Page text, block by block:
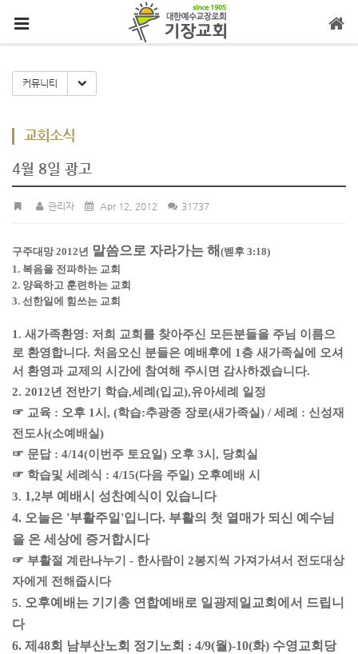
커뮤니티 Toggle Dropdown
교회소식
4월 8일 광고
관리자 Apr 12, 2012 31737
구주대망 2012년 말씀으로 자라가는 해 (벧후 3:18)
1. 복음을 전파하는 교회
2. 양육하고 훈련하는 교회
3. 선한일에 힘쓰는 교회
1. 새가족환영: 저희 교회를 찾아주신 모든분들을 주님 이름으
로 환영합니다. 처음오신 분들은 예배후에 1층 새가족실에 오셔
서 환영과 교제의 시간에 참여해 주시면 감사하겠습니다.
2. 2012년 전반기 학습,세례(입교),유아세례 일정
☞ 교육 : 오후 1시, (학습:추광종 장로(새가족실) / 세례 : 신성재
전도사(소예배실)
☞ 문답 : 4/14(이번주 토요일) 오후 3시, 당회실
☞ 학습및 세례식 : 4/15(다음 주일) 오후예배 시
3. 1,2부 예배시 성찬예식이 있습니다
4. 오늘은 '부활주일'입니다. 부활의 첫 열매가 되신 예수님
을 온 세상에 증거합시다
☞ 부활절 계란나누기 - 한사람이 2봉지씩 가져가셔서 전도대상
자에게 전해줍시다
5. 오후예배는 기기총 연합예배로 일광제일교회에서 드립니
다
6. 제48회 남부산노회 정기노회 : 4/9(월)-10(화) 수영교회당